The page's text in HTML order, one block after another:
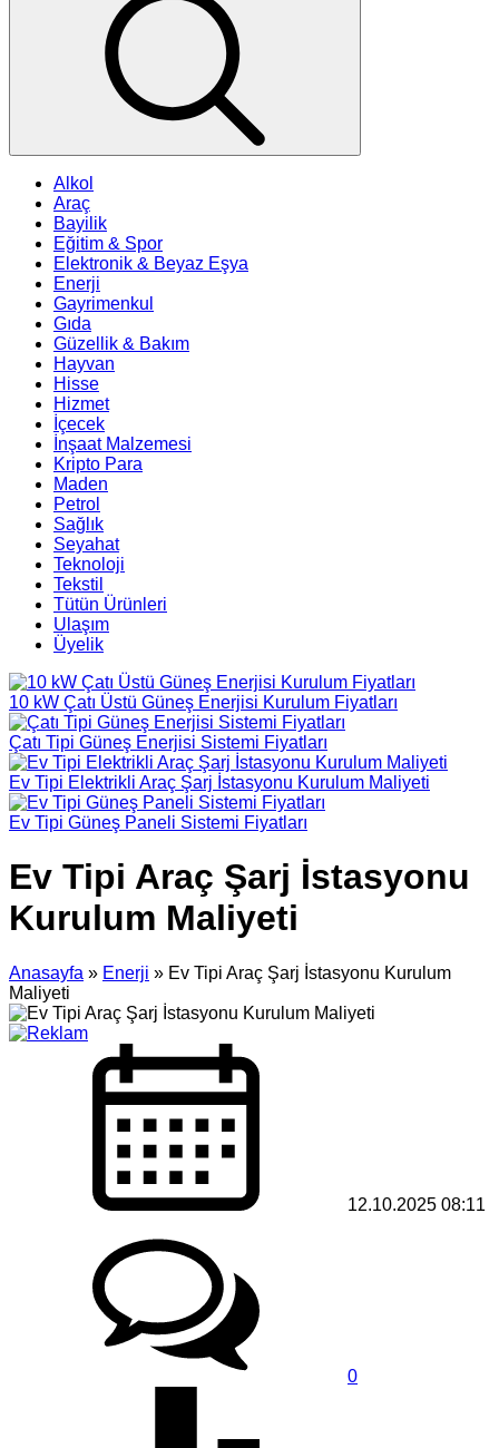
Alkol
Araç
Bayilik
Eğitim & Spor
Elektronik & Beyaz Eşya
Enerji
Gayrimenkul
Gıda
Güzellik & Bakım
Hayvan
Hisse
Hizmet
İçecek
İnşaat Malzemesi
Kripto Para
Maden
Petrol
Sağlık
Seyahat
Teknoloji
Tekstil
Tütün Ürünleri
Ulaşım
Üyelik
10 kW Çatı Üstü Güneş Enerjisi Kurulum Fiyatları
Çatı Tipi Güneş Enerjisi Sistemi Fiyatları
Ev Tipi Elektrikli Araç Şarj İstasyonu Kurulum Maliyeti
Ev Tipi Güneş Paneli Sistemi Fiyatları
Ev Tipi Araç Şarj İstasyonu
Kurulum Maliyeti
Anasayfa » Enerji » Ev Tipi Araç Şarj İstasyonu Kurulum
Maliyeti
12.10.2025 08:11
0